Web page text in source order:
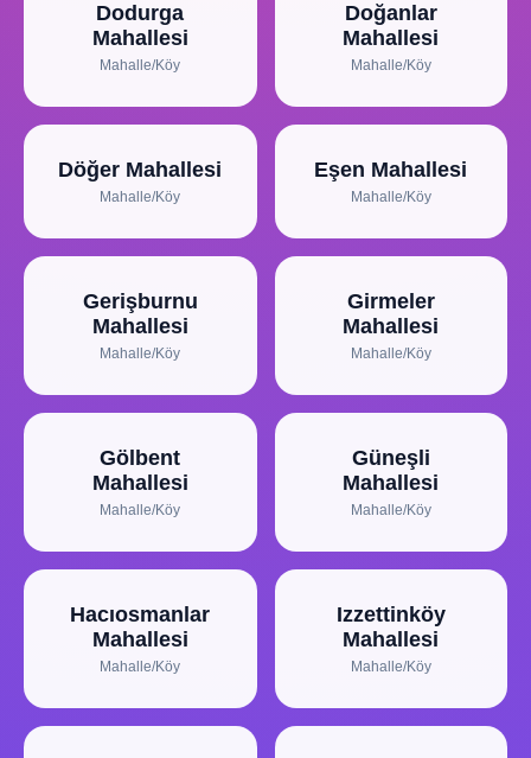
Dodurga
Mahallesi
Mahalle/Köy
Doğanlar
Mahallesi
Mahalle/Köy
Döğer Mahallesi
Mahalle/Köy
Eşen Mahallesi
Mahalle/Köy
Gerişburnu
Mahallesi
Mahalle/Köy
Girmeler
Mahallesi
Mahalle/Köy
Gölbent
Mahallesi
Mahalle/Köy
Güneşli
Mahallesi
Mahalle/Köy
Hacıosmanlar
Mahallesi
Mahalle/Köy
Izzettinköy
Mahallesi
Mahalle/Köy